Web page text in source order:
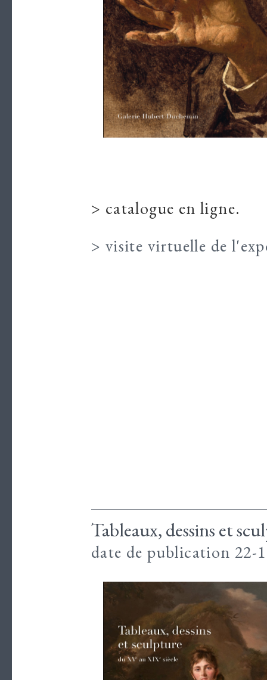
> catalogue en ligne.
> visite virtuelle de
Tableaux, dessins et
date de publication 22-